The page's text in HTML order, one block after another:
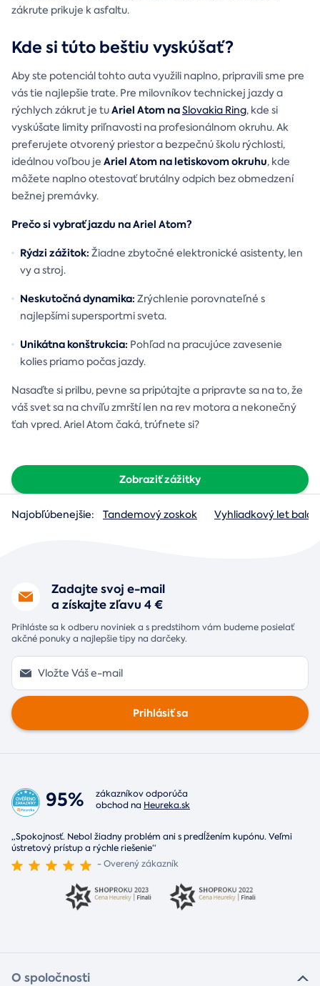
zákrute prikuje k asfaltu.
Kde si túto beštiu vyskúšať?
Aby ste potenciál tohto auta využili naplno, pripravili sme pre
vás tie najlepšie trate. Pre milovníkov technickej jazdy a
rýchlych zákrut je tuAriel Atom naSlovakia Ring, kde si
vyskúšate limity priľnavosti na profesionálnom okruhu. Ak
preferujete otvorený priestor a bezpečnú školu rýchlosti,
ideálnou voľbou je Ariel Atom na letiskovom okruhu, kde
môžete naplno otestovať brutálny odpich bez obmedzení
bežnej premávky.
Prečo si vybrať jazdu na Ariel Atom?
Rýdzi zážitok: Žiadne zbytočné elektronické asistenty, len
vy a stroj.
Neskutočná dynamika: Zrýchlenie porovnateľné s
najlepšími supersportmi sveta.
Unikátna konštrukcia: Pohľad na pracujúce zavesenie
kolies priamo počas jazdy.
Nasaďte si prilbu, pevne sa pripútajte a pripravte sa na to, že
váš svet sa na chvíľu zmrští len na rev motora a nekonečný
ťah vpred. Ariel Atom čaká, trúfnete si?
Zobraziť zážitky
Najobľúbenejšie: Tandemový zoskok Vyhliadkový let
Zadajte svoj e-mail
a získajte zľavu 4 €
Prihláste sa k odberu noviniek a s predstihom vám budeme posielať
akčné ponuky a najlepšie tipy na darčeky.
Prihlásiť sa
95%
zákazníkov odporúča
obchod na Heureka.sk
„Spokojnosť. Nebol žiadny problém ani s predĺžením kupónu. Veľmi
ústretový prístup a rýchle riešenie“
- Overený zákazník
O spoločnosti